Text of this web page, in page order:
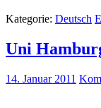
Kategorie: Deutsch
Uni
14. Januar 2011